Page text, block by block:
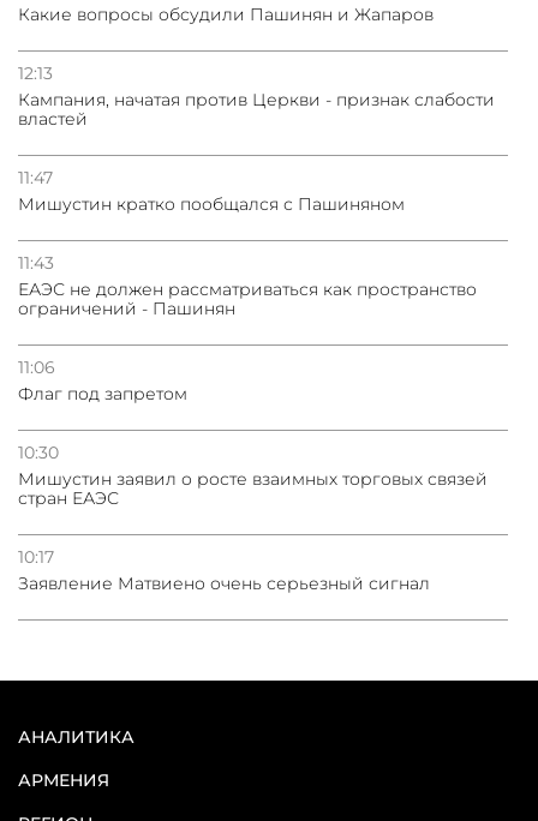
Какие вопросы обсудили Пашинян и Жапаров
12:13
Кампания, начатая против Церкви - признак слабости
властей
11:47
Мишустин кратко пообщался с Пашиняном
11:43
ЕАЭС не должен рассматриваться как пространство
ограничений - Пашинян
11:06
Флаг под запретом
10:30
Мишустин заявил о росте взаимных торговых связей
стран ЕАЭС
10:17
Заявление Матвиено очень серьезный сигнал
АНАЛИТИКА
АРМЕНИЯ